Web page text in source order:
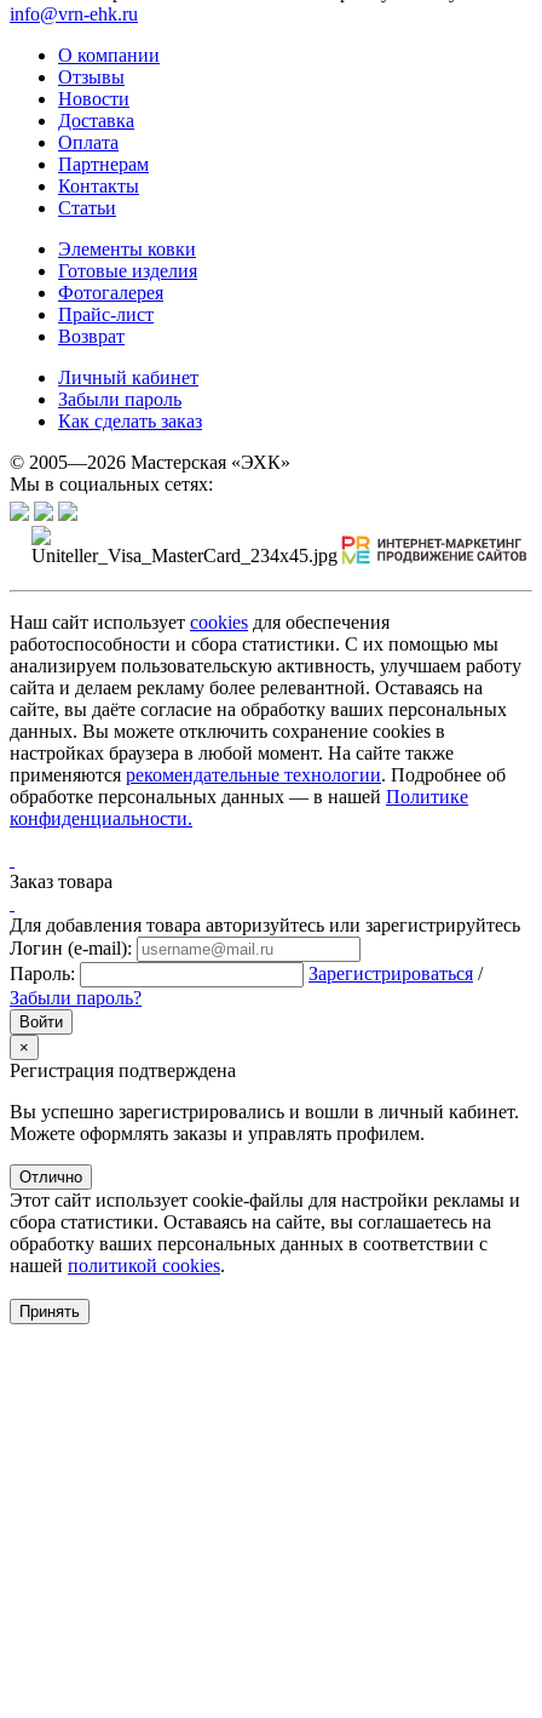
info@vrn-ehk.ru
О компании
Отзывы
Новости
Доставка
Оплата
Партнерам
Контакты
Статьи
Элементы ковки
Готовые изделия
Фотогалерея
Прайс-лист
Возврат
Личный кабинет
Забыли пароль
Как сделать заказ
© 2005—2026 Мастерская «ЭХК»
Мы в социальных сетях:
Наш сайт использует cookies для обеспечения
работоспособности и сбора статистики. С их помощью мы
анализируем пользовательскую активность, улучшаем работу
сайта и делаем рекламу более релевантной. Оставаясь на
сайте, вы даёте согласие на обработку ваших персональных
данных. Вы можете отключить сохранение cookies в
настройках браузера в любой момент. На сайте также
применяются рекомендательные технологии. Подробнее об
обработке персональных данных — в нашей Политике
конфиденциальности.
Заказ товара
Для добавления товара авторизуйтесь или зарегистрируйтесь
Логин (e-mail):
Пароль:
Зарегистрироваться /
Забыли пароль?
×
Регистрация подтверждена
Вы успешно зарегистрировались и вошли в личный кабинет.
Можете оформлять заказы и управлять профилем.
Отлично
Этот сайт использует cookie-файлы для настройки рекламы и
сбора статистики. Оставаясь на сайте, вы соглашаетесь на
обработку ваших персональных данных в соответствии с
нашей политикой cookies.
Принять